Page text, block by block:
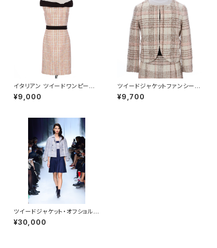
イタリアン ツイードワンピース
ピンク レディース Mサイズ - F
ORTUNA Tokyo レンタル
¥9,000
ツイードジャケットファンシーブ
ークレ ホワイトチェック レディ
ース Sサイズ - FORTUNA To
¥9,700
ツイードジャケット・オフショルダ
ーワンピースレディース 9号 M
サイズ - FORTUNA Tokyo レ
¥30,000